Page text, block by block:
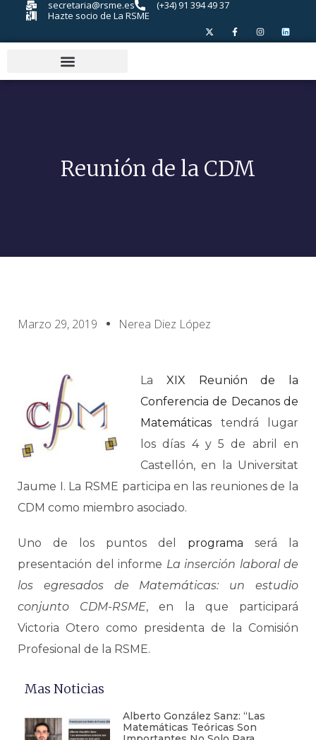
secretaria@rsme.es
(+34) 91 394 49 37
Hazte socio de La RSME
Reunión de la CDM
Marzo 29, 2019 Nerea Diez López
La XIX Reunión de la
Conferencia de Decanos de
Matemáticas tendrá lugar
los días 4 y 5 de abril en
Castellón, en la Universitat
Jaume I. La RSME participa en las reuniones de la
CDM como miembro asociado.
Uno de los puntos del programa será la
presentación del informe La inserción laboral de
los egresados de Matemáticas: un estudio
conjunto CDM-RSME, en la que participará
Victoria Otero como presidenta de la Comisión
Profesional de la RSME.
Mas Noticias
Alberto González Sanz: “Las
Matemáticas Teóricas Son